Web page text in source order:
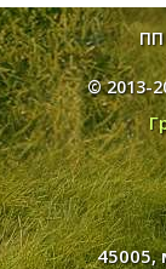
ПП
© 2013-
45005,